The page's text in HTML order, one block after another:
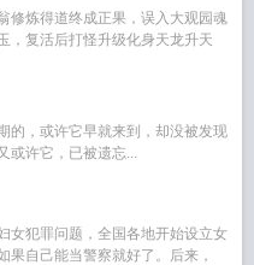
修炼得道终成正果，误入大观园魂
，复活后打怪升级化身天龙升天
的，或许它早就来到，却没被发现
或许它，已被遗忘...
女犯罪问题，全国各地开始设立女
果自己能当警察就好了。后来，